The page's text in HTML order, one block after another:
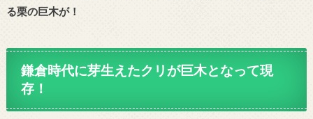
る栗の巨木が！
鎌倉時代に芽生えたクリが巨木となって現
存！